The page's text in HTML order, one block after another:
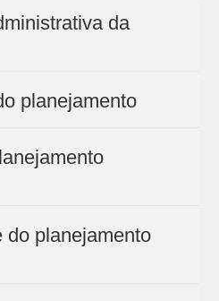
da
planejamento
do planejamento